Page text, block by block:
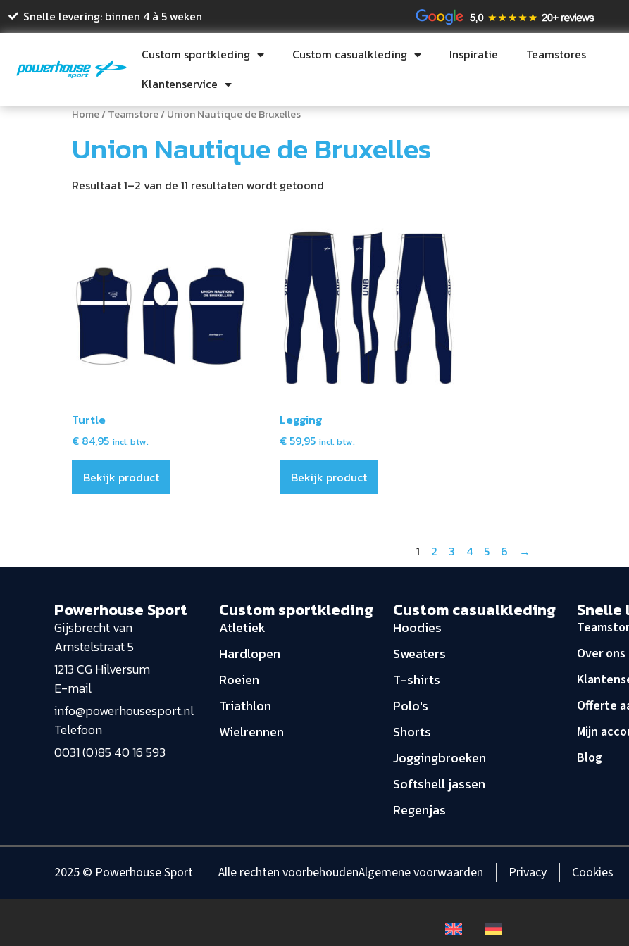
Snelle levering: binnen 4 à 5 weken
Custom sportkleding Custom casualkleding Inspiratie
Teamstores
Klantenservice
Home/Teamstore/ Union Nautique de Bruxelles
Union Nautique de Bruxelles
Resultaat 1–2 van de 11 resultaten wordt getoond
Turtle
€ 84,95 incl. btw.
Bekijk product
Legging
€59,95 incl. btw.
Bekijk product
1 2 3 4 5 6 →
Powerhouse Sport
Gijsbrecht van
Amstelstraat 5
1213 CG Hilversum
E-mail
info@powerhousesport.nl
Telefoon
0031 (0)85 40 16 593
Custom sportkleding
Atletiek
Hardlopen
Roeien
Triathlon
Wielrennen
Custom casualkleding
Hoodies
Sweaters
T-shirts
Polo's
Shorts
Joggingbroeken
Softshell jassen
Regenjas
Snelle
Over ons
Offerte
Mijn
Blog
2025 © Powerhouse Sport Alle rechten voorbehoudenAlgemene voorwaarden Privacy Cookies